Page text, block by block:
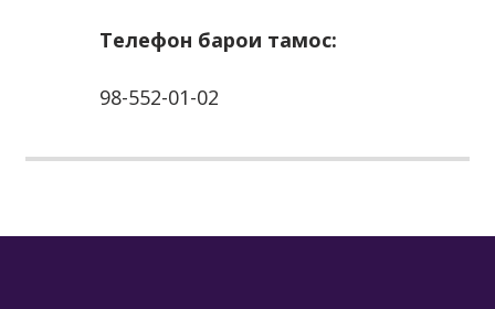
Телефон барои тамос:
98-552-01-02